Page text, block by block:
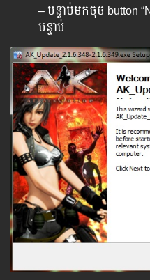
– បន្ទាប់មកចុច button
បន្ទាប់